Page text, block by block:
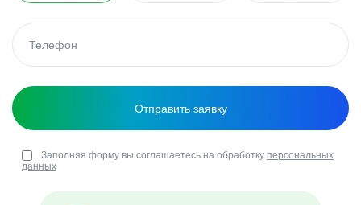
Заполняя форму вы соглашаетесь на обработку персональных
данных